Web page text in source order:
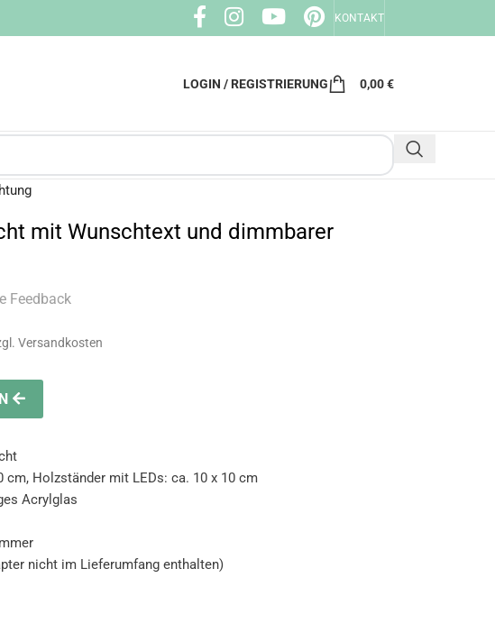
KONTAKT
LOGIN / REGISTRIERUNG 0,00€
mit Wunschtext und dimmbarer
Feedback
cm, Holzständer mit LEDs: ca. 10 x 10 cm
Acrylglas
nicht im Lieferumfang enthalten)